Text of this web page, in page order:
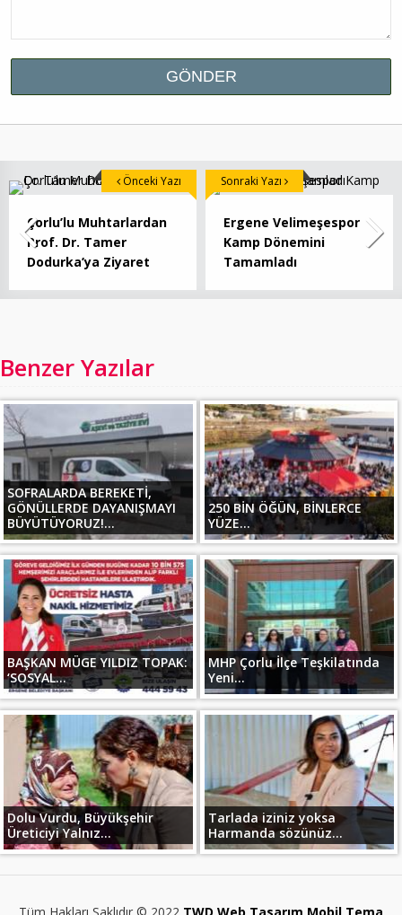
Çorlu’lu Muhtarlardan
Prof. Dr. Tamer
Dodurka’ya Ziyaret
Önceki Yazı
Ergene Velimeşespor
Kamp Dönemini
Tamamladı
Sonraki Yazı
Benzer Yazılar
SOFRALARDA BEREKETİ,
GÖNÜLLERDE DAYANIŞMAYI
BÜYÜTÜYORUZ!...
250 BİN ÖĞÜN, BİNLERCE
YÜZE...
BAŞKAN MÜGE YILDIZ TOPAK:
‘SOSYAL...
MHP Çorlu İlçe Teşkilatında
Yeni...
Dolu Vurdu, Büyükşehir
Üreticiyi Yalnız...
Tarlada iziniz yoksa
Harmanda sözünüz...